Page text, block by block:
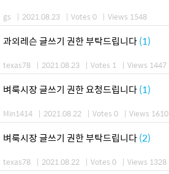
gs | 2021.08.23 | Votes 0 | Views 1548
과외레슨 글쓰기 권한 부탁드립니다(1)
texas78 | 2021.08.23 | Votes 1 | Views 1447
벼룩시장 글쓰기 권한 요청드립니다(1)
Min1414 | 2021.08.22 | Votes 0 | Views 1610
벼룩시장 글쓰기 권한 부탁드립니다(2)
texas78 | 2021.08.22 | Votes 0 | Views 1328